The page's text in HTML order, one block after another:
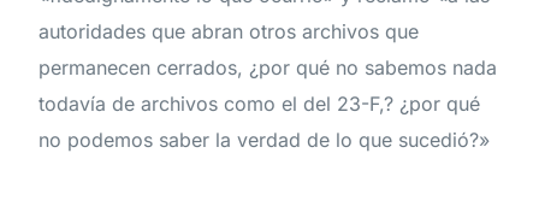
autoridades que abran otros archivos que
permanecen cerrados, ¿por qué no sabemos nada
todavía de archivos como el del 23-F,? ¿por qué
no podemos saber la verdad de lo que sucedió?»